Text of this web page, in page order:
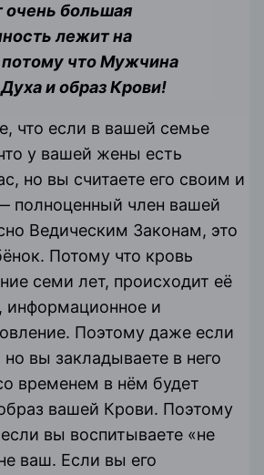
очень большая
лежит на
что Мужчина
и образ Крови!
что если в вашей семье
у вашей жены есть
но вы считаете его своим и
полноценный член вашей
Ведическим Законам, это
Потому что кровь
семи лет, происходит её
информационное и
Поэтому даже если
вы закладываете в него
временем в нём будет
вашей Крови. Поэтому
вы воспитываете «не
ваш. Если вы его